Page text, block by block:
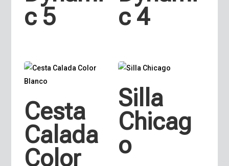
c 5
c 4
Cesta
Calada
Color
Silla
Chicag
o